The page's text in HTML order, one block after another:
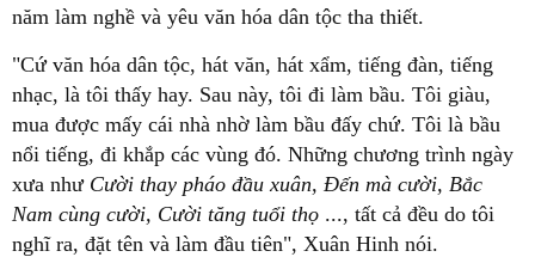
năm làm nghề và yêu văn hóa dân tộc tha thiết.
"Cứ văn hóa dân tộc, hát văn, hát xẩm, tiếng đàn, tiếng
nhạc, là tôi thấy hay. Sau này, tôi đi làm bầu. Tôi giàu,
mua được mấy cái nhà nhờ làm bầu đấy chứ. Tôi là bầu
nổi tiếng, đi khắp các vùng đó. Những chương trình ngày
xưa như Cười thay pháo đầu xuân, Đến mà cười, Bắc
Nam cùng cười, Cười tăng tuổi thọ ..., tất cả đều do tôi
nghĩ ra, đặt tên và làm đầu tiên", Xuân Hinh nói.